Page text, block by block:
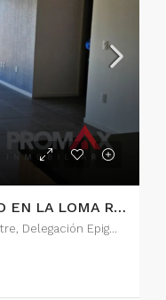
VENTA DE DEPARTAMENTO EN LA LOMA RESIDENCES, QUERETARO
Cuitláhuac, Ejido San Pablo, El Salitre, Delegación Epigmenio González, Municipio de Querétaro, Querétaro, 76127, México